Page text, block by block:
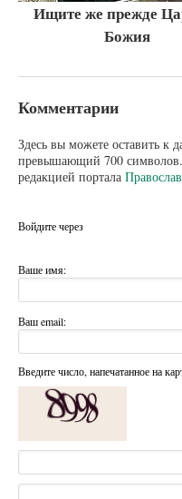
Ищите же прежде
Божия
Комментарии
Здесь вы можете оставить к
превышающий 700
редакцией портала
Войдите через
Ваше имя:
Ваш email:
Введите число, напечатанное на